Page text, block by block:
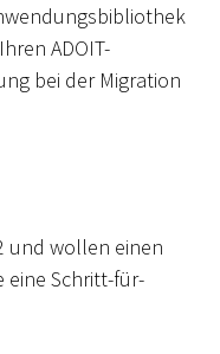
ADOIT-
bei der Migration
und wollen einen
eine Schritt-für-